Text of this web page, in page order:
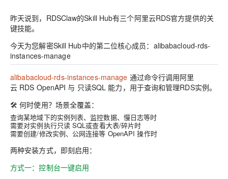
昨天说到，RDSClaw的Skill Hub有三个阿里云RDS官方提供的关
键技能。
今天为您解密Skill Hub中的第二位核心成员： alibabacloud-rds-
instances-manage
alibabacloud-rds-instances-manage 通过命令行调用阿里
云 RDS OpenAPI 与 只读SQL 能力，用于查询和管理RDS实例。
🛠️何时使用？场景全覆盖：
查询某地域下的实例列表、监控数据、慢日志等时
需要对实例执行只读 SQL或查看大表/碎片时
需要创建/修改实例、公网连接等 OpenAPI 操作时
两种安装方式，即刻启用：
方式一：控制台一键启用